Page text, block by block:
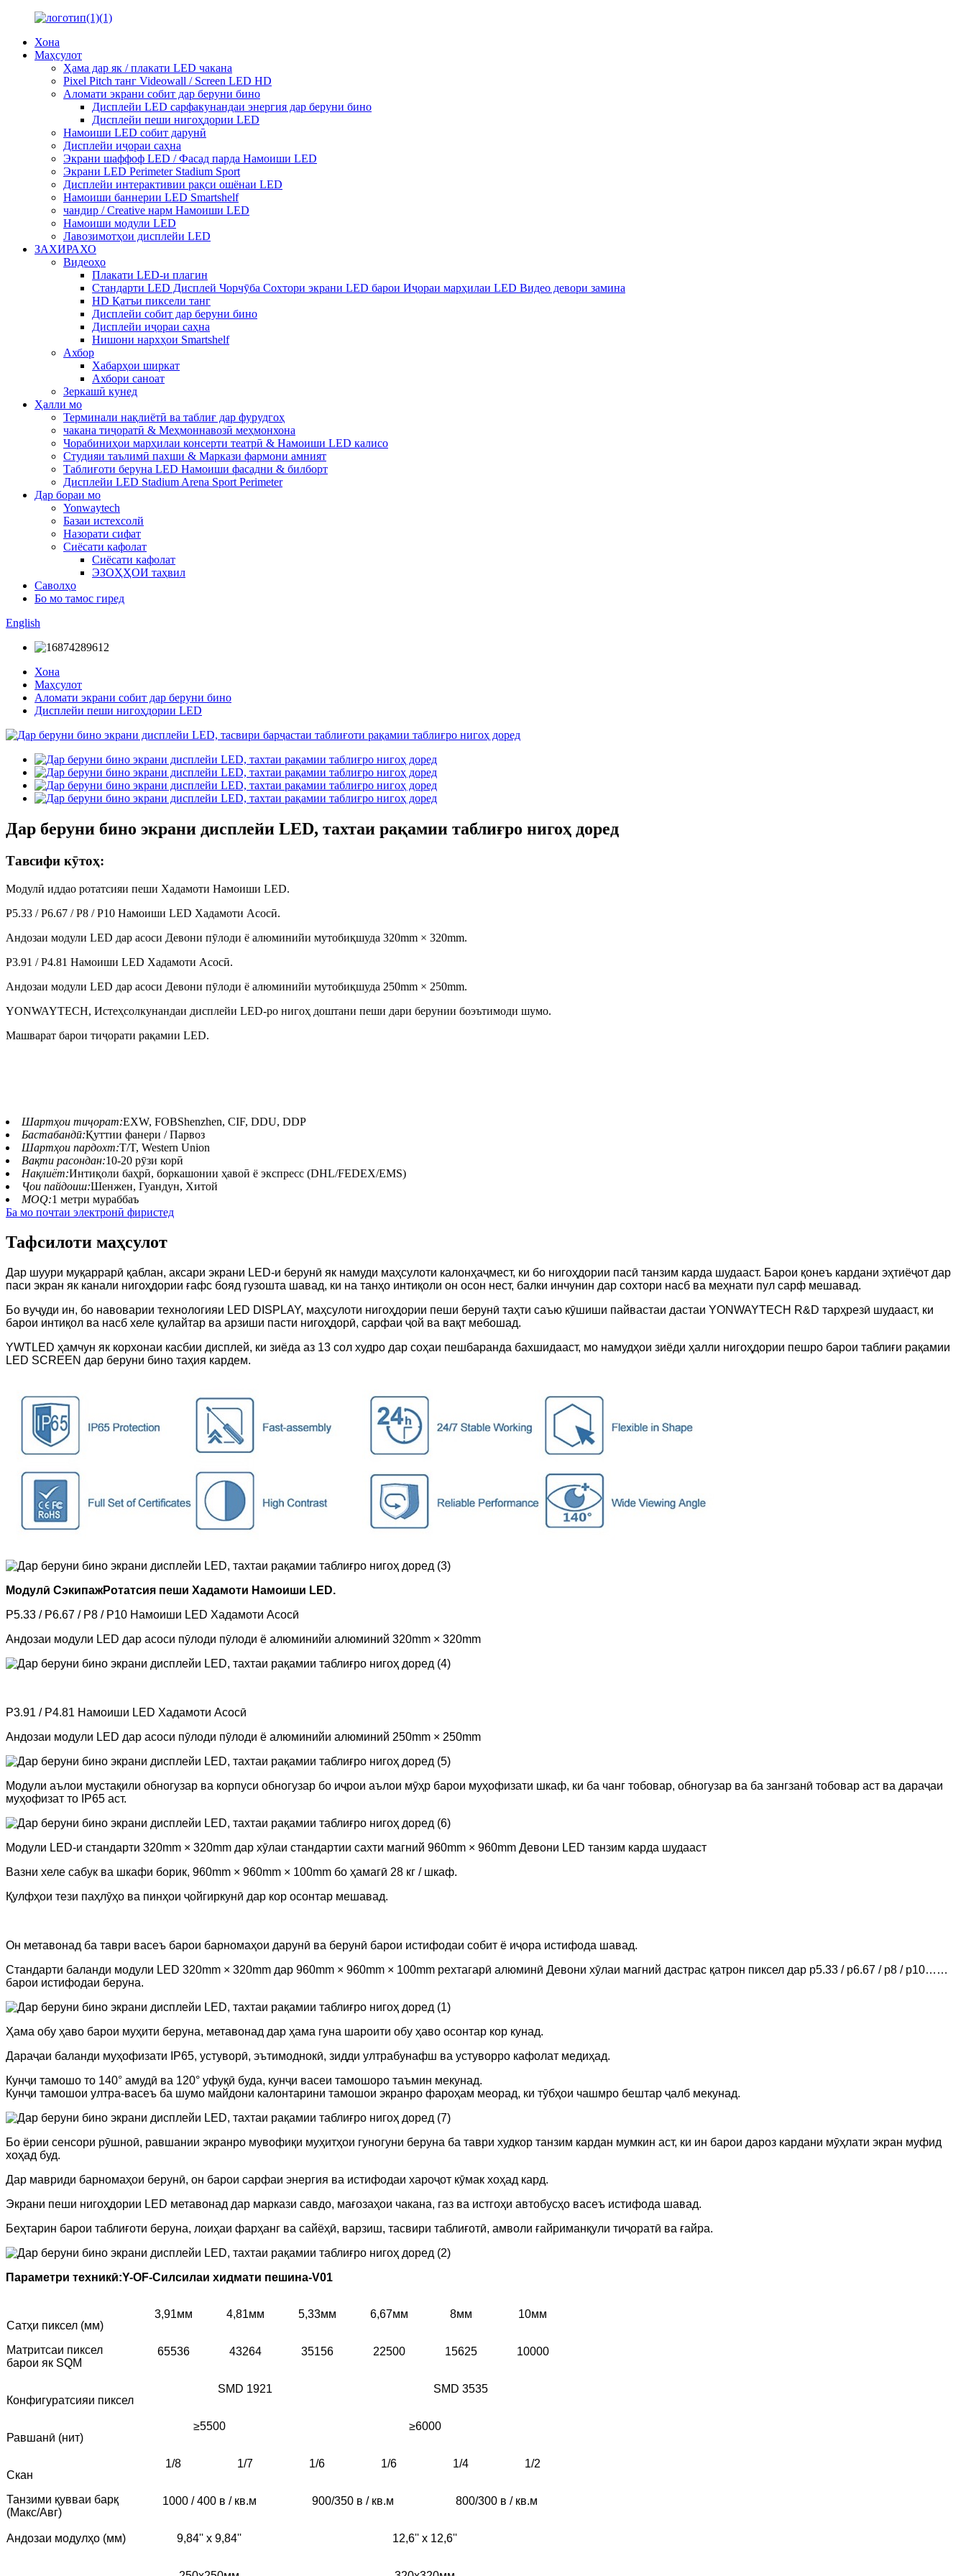
Хона
Маҳсулот
Ҳама дар як / плакати LED чакана
Pixel Pitch танг Videowall / Screen LED HD
Аломати экрани собит дар беруни бино
Дисплейи LED сарфакунандаи энергия дар беруни бино
Дисплейи пеши нигоҳдории LED
Намоиши LED собит дарунӣ
Дисплейи иҷораи саҳна
Экрани шаффоф LED / Фасад парда Намоиши LED
Экрани LED Perimeter Stadium Sport
Дисплейи интерактивии рақси ошёнаи LED
Намоиши баннерии LED Smartshelf
чандир / Creative нарм Намоиши LED
Намоиши модули LED
Лавозимотҳои дисплейи LED
ЗАХИРАХО
Видеоҳо
Плакати LED-и плагин
Стандарти LED Дисплей Чорчӯба Сохтори экрани LED барои Иҷораи марҳилаи LED Видео девори замина
HD Қатъи пиксели танг
Дисплейи собит дар беруни бино
Дисплейи иҷораи саҳна
Нишони нархҳои Smartshelf
Ахбор
Хабарҳои ширкат
Ахбори саноат
Зеркашӣ кунед
Ҳалли мо
Терминали нақлиётӣ ва таблиғ дар фурудгоҳ
чакана тиҷоратӣ & Меҳмоннавозӣ меҳмонхона
Чорабиниҳои марҳилаи консерти театрӣ & Намоиши LED калисо
Студияи таълимӣ пахши & Маркази фармони амният
Таблиғоти беруна LED Намоиши фасадни & билборт
Дисплейи LED Stadium Arena Sport Perimeter
Дар бораи мо
Yonwaytech
Базаи истехсолй
Назорати сифат
Сиёсати кафолат
Сиёсати кафолат
ЭЗОҲҲОИ таҳвил
Саволҳо
Бо мо тамос гиред
English
Хона
Маҳсулот
Аломати экрани собит дар беруни бино
Дисплейи пеши нигоҳдории LED
Дар беруни бино экрани дисплейи LED, тахтаи рақамии таблиғро нигоҳ доред
Тавсифи кӯтоҳ:
Модулӣ иддао ротатсияи пеши Хадамоти Намоиши LED.
P5.33 / P6.67 / P8 / P10 Намоиши LED Хадамоти Асосӣ.
Андозаи модули LED дар асоси Девони пӯлоди ё алюминийи мутобиқшуда 320mm × 320mm.
P3.91 / P4.81 Намоиши LED Хадамоти Асосӣ.
Андозаи модули LED дар асоси Девони пӯлоди ё алюминийи мутобиқшуда 250mm × 250mm.
YONWAYTECH, Истеҳсолкунандаи дисплейи LED-ро нигоҳ доштани пеши дари берунии боэътимоди шумо.
Машварат барои тиҷорати рақамии LED.
Шартҳои тиҷорат:EXW, FOBShenzhen, CIF, DDU, DDP
Бастабандӣ:Қуттии фанери / Парвоз
Шартҳои пардохт:T/T, Western Union
Вақти расондан:10-20 рӯзи корӣ
Нақлиёт:Интиқоли баҳрӣ, боркашонии ҳавоӣ ё экспресс (DHL/FEDEX/EMS)
Ҷои пайдоиш:Шенжен, Гуандун, Хитой
MOQ:1 метри мураббаъ
Ба мо почтаи электронӣ фиристед
Тафсилоти маҳсулот
Дар шуури муқаррарӣ қаблан, аксари экрани LED-и берунӣ як намуди маҳсулоти калонҳаҷмест, ки бо нигоҳдории пасӣ танзим карда шудааст. Барои қонеъ кардани эҳтиёҷот дар
паси экран як канали нигоҳдории ғафс бояд гузошта шавад, ки на танҳо интиқоли он осон нест, балки инчунин дар сохтори насб ва меҳнати пул сарф мешавад.
Бо вуҷуди ин, бо навоварии технологияи LED DISPLAY, маҳсулоти нигоҳдории пеши берунӣ таҳти саъю кӯшиши пайвастаи дастаи YONWAYTECH R&D тарҳрезӣ шудааст, ки
барои интиқол ва насб хеле қулайтар ва арзиши пасти нигоҳдорӣ, сарфаи ҷой ва вақт мебошад.
YWTLED ҳамчун як корхонаи касбии дисплей, ки зиёда аз 13 сол худро дар соҳаи пешбаранда бахшидааст, мо намудҳои зиёди ҳалли нигоҳдории пешро барои таблиғи рақамии
LED SCREEN дар беруни бино таҳия кардем.
Модулӣ СэкипажРотатсия пеши Хадамоти Намоиши LED.
P5.33 / P6.67 / P8 / P10 Намоиши LED Хадамоти Асосӣ
Андозаи модули LED дар асоси пӯлоди пӯлоди ё алюминийи алюминий 320mm × 320mm
P3.91 / P4.81 Намоиши LED Хадамоти Асосӣ
Андозаи модули LED дар асоси пӯлоди пӯлоди ё алюминийи алюминий 250mm × 250mm
Модули аълои мустақили обногузар ва корпуси обногузар бо иҷрои аълои мӯҳр барои муҳофизати шкаф, ки ба чанг тобовар, обногузар ва ба зангзанӣ тобовар аст ва дараҷаи
муҳофизат то IP65 аст.
Модули LED-и стандарти 320mm × 320mm дар хӯлаи стандартии сахти магний 960mm × 960mm Девони LED танзим карда шудааст
Вазни хеле сабук ва шкафи борик, 960mm × 960mm × 100mm бо ҳамагӣ 28 кг / шкаф.
Қулфҳои тези паҳлӯҳо ва пинҳои ҷойгиркунӣ дар кор осонтар мешавад.
Он метавонад ба таври васеъ барои барномаҳои дарунӣ ва берунӣ барои истифодаи собит ё иҷора истифода шавад.
Стандарти баланди модули LED 320mm × 320mm дар 960mm × 960mm × 100mm рехтагарӣ алюминӣ Девони хӯлаи магний дастрас қатрон пиксел дар p5.33 / p6.67 / p8 / p10……
барои истифодаи беруна.
Ҳама обу ҳаво барои муҳити беруна, метавонад дар ҳама гуна шароити обу ҳаво осонтар кор кунад.
Дараҷаи баланди муҳофизати IP65, устуворӣ, эътимоднокӣ, зидди ултрабунафш ва устуворро кафолат медиҳад.
Кунҷи тамошо то 140° амудӣ ва 120° уфуқӣ буда, кунҷи васеи тамошоро таъмин мекунад.
Кунҷи тамошои ултра-васеъ ба шумо майдони калонтарини тамошои экранро фароҳам меорад, ки тӯбҳои чашмро бештар ҷалб мекунад.
Бо ёрии сенсори рӯшноӣ, равшании экранро мувофиқи муҳитҳои гуногуни беруна ба таври худкор танзим кардан мумкин аст, ки ин барои дароз кардани мӯҳлати экран муфид
хоҳад буд.
Дар мавриди барномаҳои берунӣ, он барои сарфаи энергия ва истифодаи хароҷот кӯмак хоҳад кард.
Экрани пеши нигоҳдории LED метавонад дар маркази савдо, мағозаҳои чакана, газ ва истгоҳи автобусҳо васеъ истифода шавад.
Беҳтарин барои таблиғоти беруна, лоиҳаи фарҳанг ва сайёҳӣ, варзиш, тасвири таблиғотӣ, амволи ғайриманқули тиҷоратӣ ва ғайра.
Параметри техникӣ:Y-OF-Силсилаи хидмати пешина-V01
Сатҳи пиксел (мм)
3,91мм 4,81мм 5,33мм 6,67мм 8мм 10мм
Матритсаи пиксел
барои як SQM
65536 43264 35156 22500 15625 10000
Конфигуратсияи пиксел
SMD 1921 SMD 3535
Равшанӣ (нит)
≥5500 ≥6000
Скан
1/8 1/7 1/6 1/6 1/4 1/2
Танзими қувваи барқ ​​
(Макс/Авг)
1000 / 400 в / кв.м 900/350 в / кв.м 800/300 в / кв.м
Андозаи модулҳо (мм) 9,84'' x 9,84'' 12,6'' x 12,6''